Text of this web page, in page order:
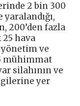
2 bin 300
200’den fazla
hava
ve
mühimmat
silahının ve
yer